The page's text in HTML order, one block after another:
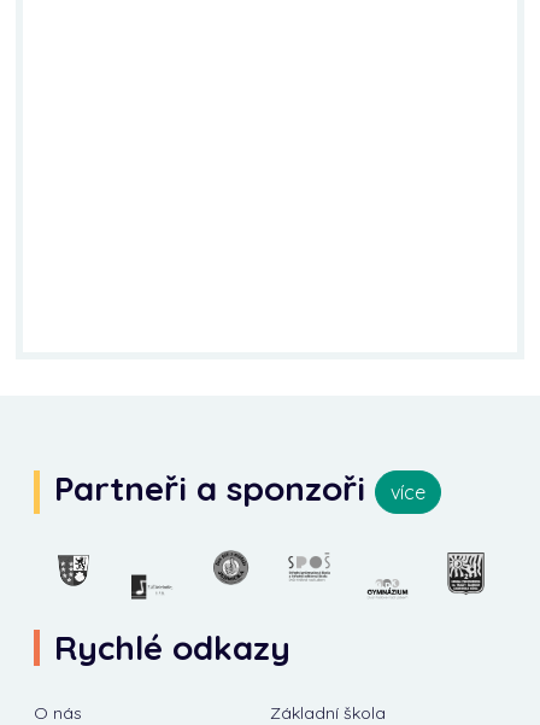
Partneři a sponzoři více
Rychlé odkazy
O nás
Základní škola